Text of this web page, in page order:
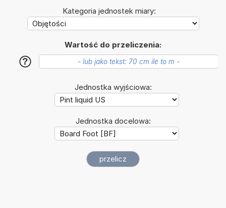
Kategoria jednostek miary:
Wartość do przeliczenia:
?
Jednostka wyjściowa:
Jednostka docelowa: